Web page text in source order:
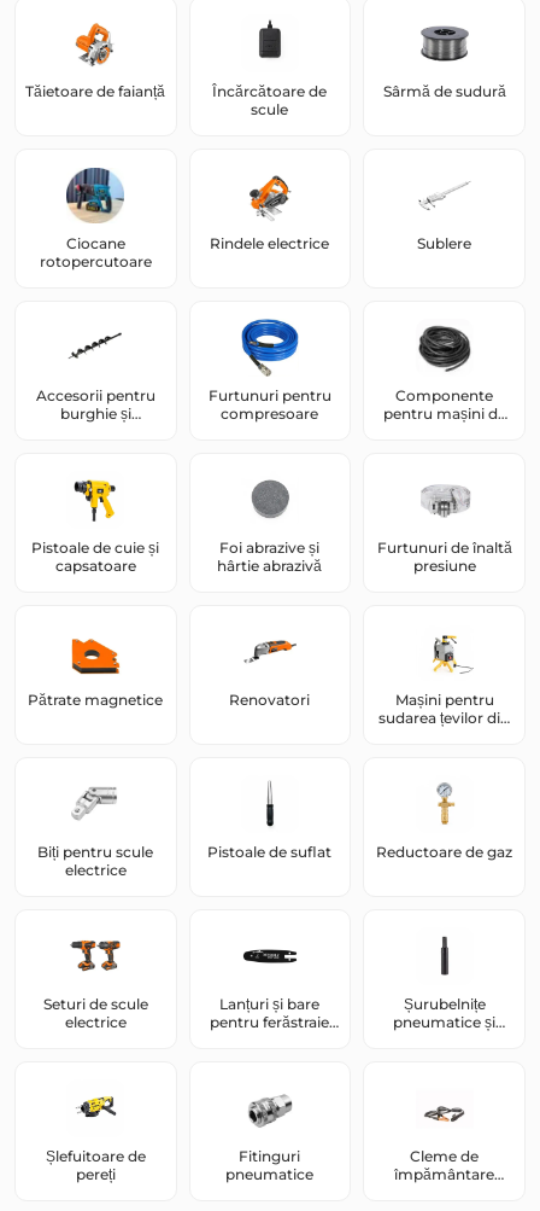
Tăietoare de faianță
Încărcătoare de
scule
Sârmă de sudură
Ciocane
rotopercutoare
Rindele electrice Sublere
Accesorii pentru
burghie și
Furtunuri pentru
compresoare
Componente
pentru mașini de
Pistoale de cuie și
capsatoare
Foi abrazive și
hârtie abrazivă
Furtunuri de înaltă
presiune
Pătrate magnetice Renovatori
Mașini pentru
sudarea țevilor din
Biți pentru scule
electrice
Pistoale de suflat Reductoare de gaz
Seturi de scule
electrice
Lanțuri și bare
pentru ferăstraie
Șurubelnițe
pneumatice și
Șlefuitoare de
pereți
Fitinguri
pneumatice
Cleme de
împământare